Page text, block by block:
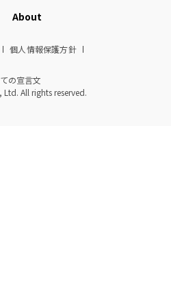
About
個人情報保護方針
の宣言文
All rights reserved.